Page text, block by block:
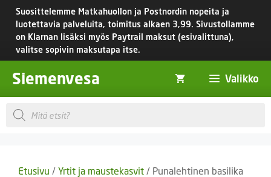
Siirry
sisältöön
Suosittelemme Matkahuollon ja Postnordin nopeita ja
luotettavia palveluita, toimitus alkaen 3,99. Sivustollamme
on Klarnan lisäksi myös Paytrail maksut (esivalittuna),
valitse sopivin maksutapa itse.
Siemenvesa Valikko
Products
search
Etusivu / Yrtit ja maustekasvit / Punalehtinen basilika